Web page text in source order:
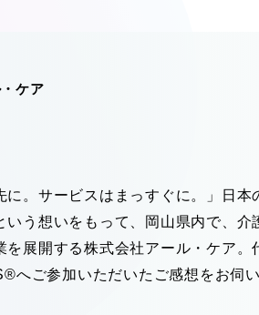
ケア
に。サービスはまっすぐに。」日本
いう想いをもって、岡山県内で、介
を展開する株式会社アール・ケア。
へご参加いただいたご感想をお伺い